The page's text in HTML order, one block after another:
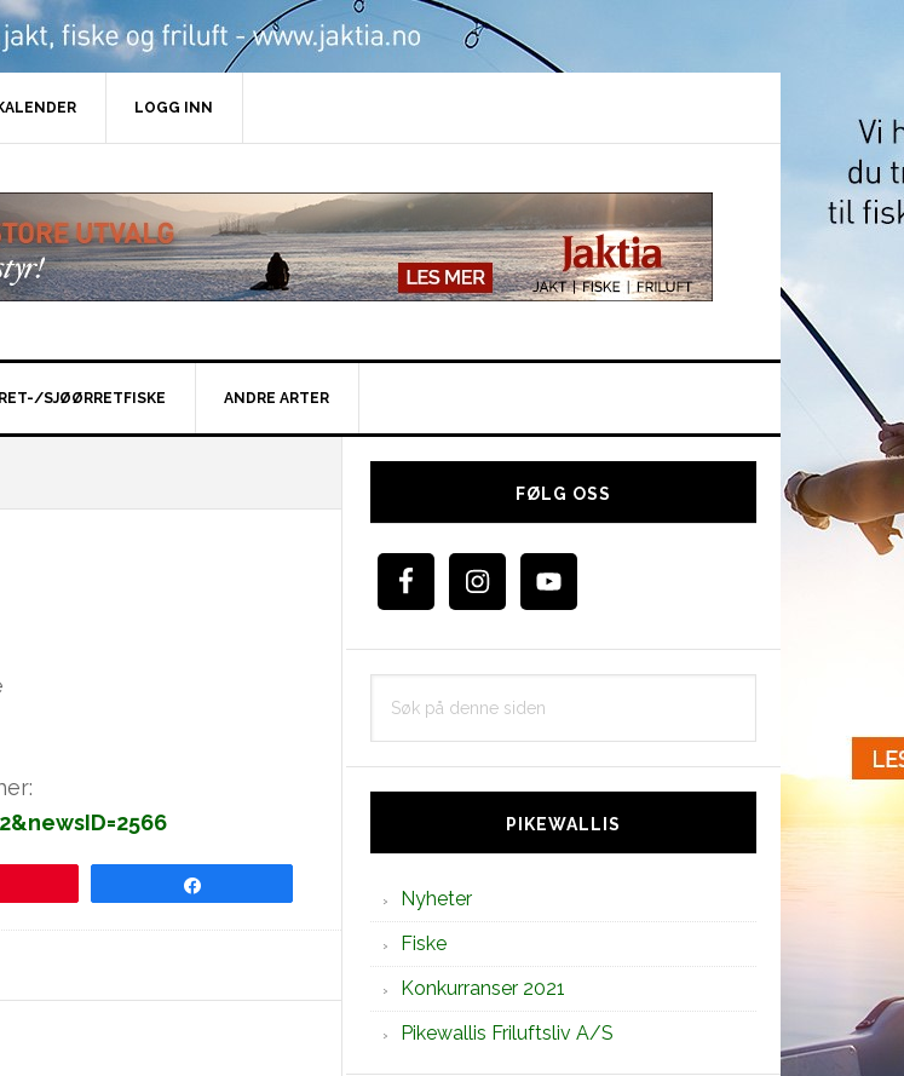
LOGG INN
SJØØRRETFISKE ANDRE ARTER
Hoved
FØLG OSS
PIKEWALLIS
Nyheter
Fiske
Konkurranser 2021
Pikewallis Friluftsliv A/S